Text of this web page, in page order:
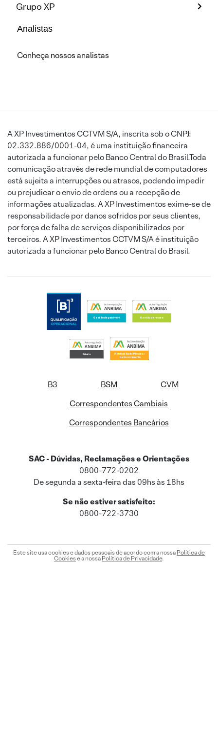
Grupo XP
Analistas
Conheça nossos analistas
A XP Investimentos CCTVM S/A, inscrita sob o CNPJ:
02.332.886/0001-04, é uma instituição financeira
autorizada a funcionar pelo Banco Central do Brasil.Toda
comunicação através de rede mundial de computadores
está sujeita a interrupções ou atrasos, podendo impedir
ou prejudicar o envio de ordens ou a recepção de
informações atualizadas. A XP Investimentos exime-se de
responsabilidade por danos sofridos por seus clientes,
por força de falha de serviços disponibilizados por
terceiros. A XP Investimentos CCTVM S/A é instituição
autorizada a funcionar pelo Banco Central do Brasil.
B3 BSM
CVM
Correspondentes Cambiais
Correspondentes Bancários
SAC - Dúvidas, Reclamações e Orientações
0800-772-0202
De segunda a sexta-feira das 09hs às 18hs
Se não estiver satisfeito:
0800-722-3730
Este site usa cookies e dados pessoais de acordo com a nossa Política de
Cookiese a nossa Política de Privacidade.